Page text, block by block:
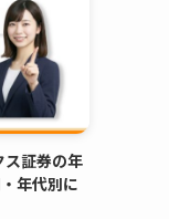
ス証券の年
年代別に